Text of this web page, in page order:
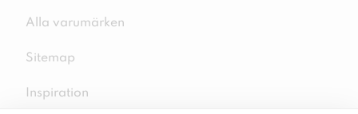
Alla varumärken
Sitemap
Inspiration